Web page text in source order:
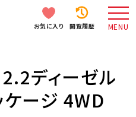
お気に入り 閲覧履歴 MENU
ディーゼル
ージ 4WD